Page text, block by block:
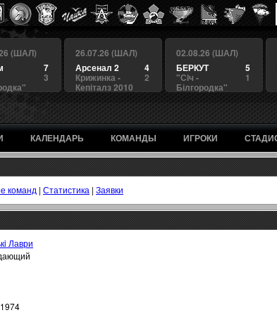
(ШАЛ)
7
3
26.07.26 (ШАЛ)
4
Арсенал 2
2
Крижинка -
Кепіталз 2010
02.08.26 (ШАЛ)
5
БЕРКУТ
1
"Сiч -
Білгородка"
КАЛЕНДАРЬ КОМАНДЫ ИГРОКИ
команд | Статистика | Заявки
Лаври